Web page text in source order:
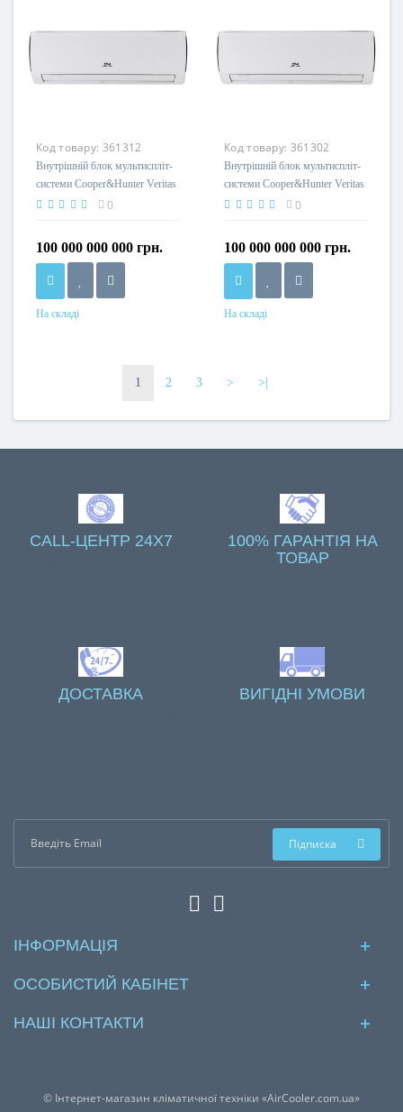
Код товару: 361312
Внутрішній блок мультиспліт-
системи Cooper&Hunter Veritas
R32 CH-S18FTXQ2-NG(I)
0
100 000 000 000 грн.
На складі
Код товару: 361302
Внутрішній блок мультиспліт-
системи Cooper&Hunter Veritas
R32 CH-S12FTXQ2-NG(I)
0
100 000 000 000 грн.
На складі
1 2 3 > >|
CALL-ЦЕНТР 24X7
100% ГАРАНТІЯ НА
ТОВАР
ДОСТАВКА ВИГІДНІ УМОВИ
Підписка
ІНФОРМАЦІЯ
ОСОБИСТИЙ КАБІНЕТ
НАШІ КОНТАКТИ
© Інтернет-магазин кліматичної техніки «AirCooler.com.ua»